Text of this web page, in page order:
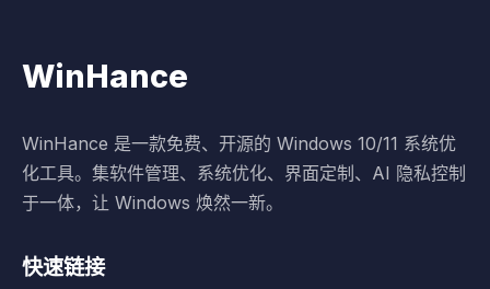
WinHance
WinHance 是一款免费、开源的 Windows 10/11 系统优
化工具。集软件管理、系统优化、界面定制、AI 隐私控制
于一体，让 Windows 焕然一新。
快速链接